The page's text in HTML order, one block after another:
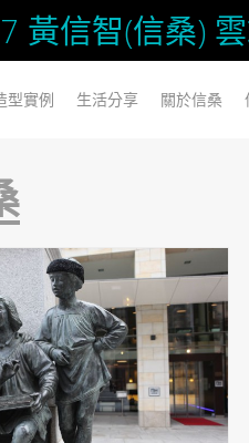
黃信智(信桑)
型實例 生活分享 關於信桑